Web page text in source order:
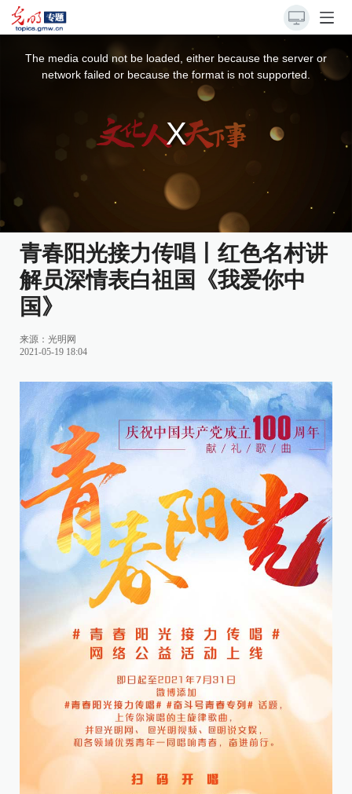
The media could not be loaded, either because the server or
network failed or because the format is not supported.
青春阳光接力传唱丨红色名村讲
解员深情表白祖国《我爱你中
国》
来源： 光明网
2021-05-19 18:04